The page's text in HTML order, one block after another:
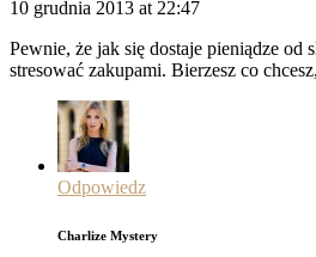
10 grudnia 2013 at 22:47
Pewnie, że jak się dostaje pieniądze od
stresować zakupami. Bierzesz co
Odpowiedz
Charlize Mystery